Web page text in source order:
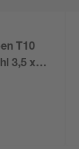
T10
3,5 x